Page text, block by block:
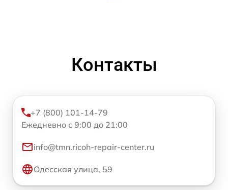
Контакты
+7 (800) 101-14-79
Ежедневно с 9:00 до 21:00
info@tmn.ricoh-repair-center.ru
Одесская улица, 59